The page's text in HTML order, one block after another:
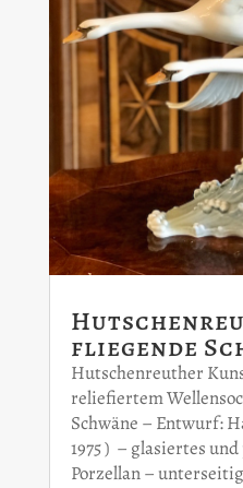
fliegende
Hutschenreuther
reliefiertem
Schwäne – Entwurf:
1975 ) – glasiertes
Porzellan –